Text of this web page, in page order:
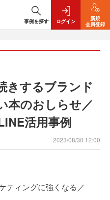
事例を探す ログイン
新規
会員登録
きするブランド
本のおしらせ／
活用事例
2023/08/30 12:00
ティングに強くなる／